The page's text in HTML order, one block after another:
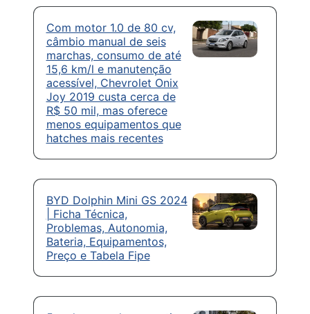
Com motor 1.0 de 80 cv,
câmbio manual de seis
marchas, consumo de até
15,6 km/l e manutenção
acessível, Chevrolet Onix
Joy 2019 custa cerca de
R$ 50 mil, mas oferece
menos equipamentos que
hatches mais recentes
BYD Dolphin Mini GS 2024
| Ficha Técnica,
Problemas, Autonomia,
Bateria, Equipamentos,
Preço e Tabela Fipe